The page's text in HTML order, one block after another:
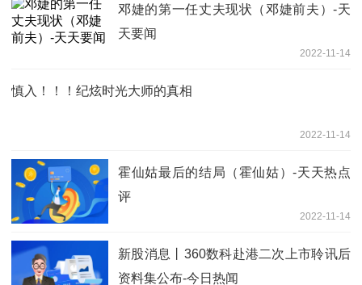
邓婕的第一任丈夫现状（邓婕前夫）-天
天要闻
2022-11-14
慎入！！！纪炫时光大师的真相
2022-11-14
霍仙姑最后的结局（霍仙姑）-天天热点
评
2022-11-14
新股消息丨360数科赴港二次上市聆讯后
资料集公布-今日热闻